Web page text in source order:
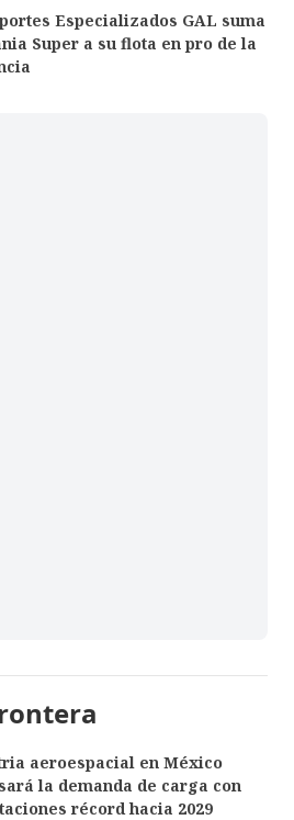
Especializados GAL suma
Super a su flota en pro de la
aeroespacial en México
la demanda de carga con
récord hacia 2029